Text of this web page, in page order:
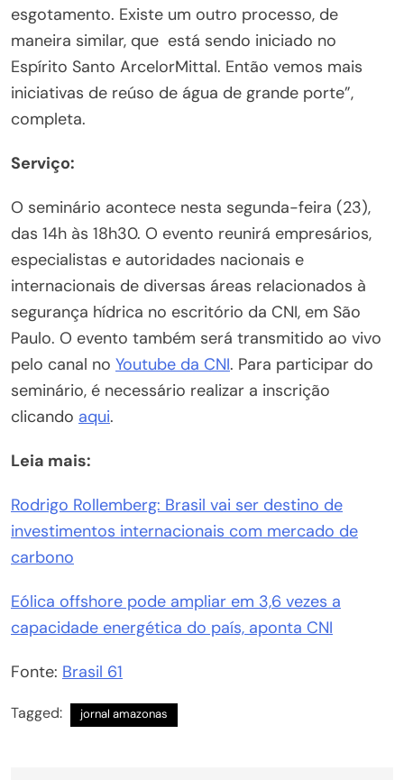
esgotamento. Existe um outro processo, de
maneira similar, que está sendo iniciado no
Espírito Santo ArcelorMittal. Então vemos mais
iniciativas de reúso de água de grande porte”,
completa.
Serviço:
O seminário acontece nesta segunda-feira (23),
das 14h às 18h30. O evento reunirá empresários,
especialistas e autoridades nacionais e
internacionais de diversas áreas relacionados à
segurança hídrica no escritório da CNI, em São
Paulo. O evento também será transmitido ao vivo
pelo canal no Youtube da CNI. Para participar do
seminário, é necessário realizar a inscrição
clicando aqui.
Leia mais:
Rodrigo Rollemberg: Brasil vai ser destino de
investimentos internacionais com mercado de
carbono
Eólica offshore pode ampliar em 3,6 vezes a
capacidade energética do país, aponta CNI
Fonte: Brasil 61
Tagged: jornal amazonas